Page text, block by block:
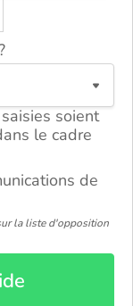
soient
le cadre
de
la liste d'opposition